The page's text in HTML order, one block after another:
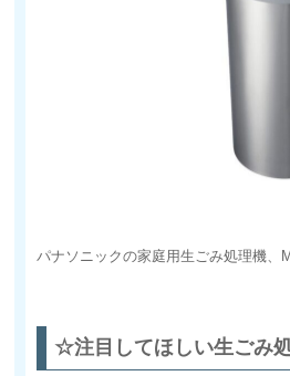
パナソニックの家庭用生ごみ処理機、
☆注目してほしい生ごみ